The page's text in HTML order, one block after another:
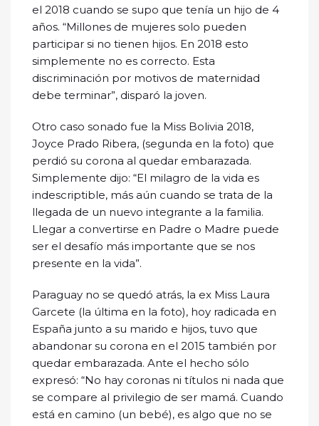
el 2018 cuando se supo que tenía un hijo de 4
años. “Millones de mujeres solo pueden
participar si no tienen hijos. En 2018 esto
simplemente no es correcto. Esta
discriminación por motivos de maternidad
debe terminar”, disparó la joven.
Otro caso sonado fue la Miss Bolivia 2018,
Joyce Prado Ribera, (segunda en la foto) que
perdió su corona al quedar embarazada.
Simplemente dijo: “El milagro de la vida es
indescriptible, más aún cuando se trata de la
llegada de un nuevo integrante a la familia.
Llegar a convertirse en Padre o Madre puede
ser el desafío más importante que se nos
presente en la vida”.
Paraguay no se quedó atrás, la ex Miss Laura
Garcete (la última en la foto), hoy radicada en
España junto a su marido e hijos, tuvo que
abandonar su corona en el 2015 también por
quedar embarazada. Ante el hecho sólo
expresó: “No hay coronas ni títulos ni nada que
se compare al privilegio de ser mamá. Cuando
está en camino (un bebé), es algo que no se